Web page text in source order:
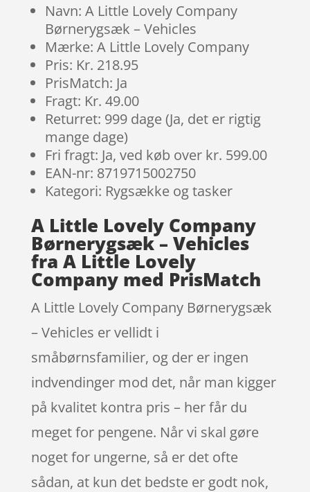
Navn: A Little Lovely Company
Børnerygsæk – Vehicles
Mærke: A Little Lovely Company
Pris: Kr. 218.95
PrisMatch: Ja
Fragt: Kr. 49.00
Returret: 999 dage (Ja, det er rigtig
mange dage)
Fri fragt: Ja, ved køb over kr. 599.00
EAN-nr: 8719715002750
Kategori: Rygsække og tasker
A Little Lovely Company
Børnerygsæk – Vehicles
fra A Little Lovely
Company med PrisMatch
A Little Lovely Company Børnerygsæk
– Vehicles er vellidt i
småbørnsfamilier, og der er ingen
indvendinger mod det, når man kigger
på kvalitet kontra pris – her får du
meget for pengene. Når vi skal gøre
noget for ungerne, så er det ofte
sådan, at kun det bedste er godt nok,